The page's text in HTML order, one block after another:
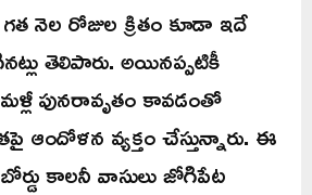
గత నెల రోజుల క్రితం కూడా ఇదే
తెలిపారు. అయినప్పటికీ
పునరావృతం కావడంతో
ఆందోళన వ్యక్తం చేస్తున్నారు. ఈ
కాలనీ వాసులు జోగిపేట